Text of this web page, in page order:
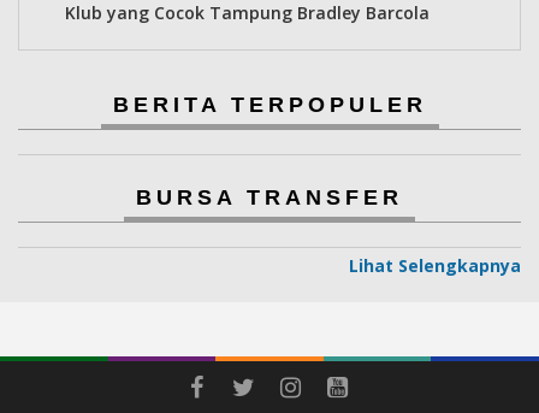
Klub yang Cocok Tampung Bradley Barcola
BERITA TERPOPULER
BURSA TRANSFER
Lihat Selengkapnya